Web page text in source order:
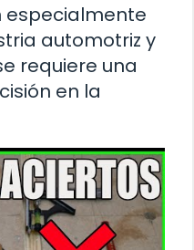
especialmente
automotriz y
requiere una
en la